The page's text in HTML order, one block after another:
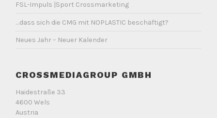
FSL-Impuls |Sport Crossmarketing
…dass sich die CMG mit NOPLASTIC beschäftigt?
Neues Jahr – Neuer Kalender
CROSSMEDIAGROUP GMBH
Haidestraße 33
4600 Wels
Austria